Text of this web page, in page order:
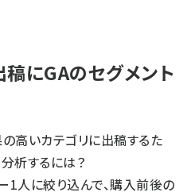
にGAのセグメント
高いカテゴリに出稿するた
析するには？
1人に絞り込んで、購入前後の